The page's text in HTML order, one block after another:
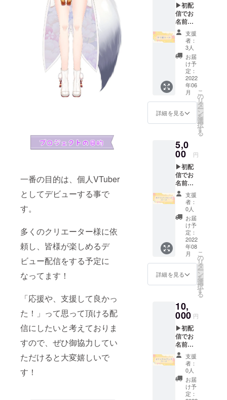
一番の目的は、個人VTuber
としてデビューする事で
す。
多くのクリエーター様に依
頼し、皆様が楽しめるデ
ビュー配信をする予定に
なってます！
「応援や、支援して良かっ
た！」って思って頂ける配
信にしたいと考えておりま
すので、ぜひ御協力してい
ただけると大変嬉しいで
す！
▶初配
信でお
名前表
示 ※初
配信で
記載し
たいお
名前と
読み方
を備考
欄にて
必ずご
記入く
ださ
い。
記入が
合は
CAMPF
IREにて
使用さ
れてい
るハン
ドル
ネーム
を使用
させて
頂きま
すので
ご了承
くださ
い。ま
た、特
定の人
や公序
良俗に
反する
お名前
は掲載
をお断
りする
事が御
座いま
す、ご
注意く
ださ
支援
者：
3人
お届
け予
定：
2022
年06
月
詳細を見る
こ
の
リ
タ
ー
ン
を
選
択
す
る
5,0
00 円
▶初配
信でお
名前表
示 ※初
配信で
記載し
たいお
名前と
読み方
を備考
欄に必
ずご記
入くだ
さい。
記入が
ない場
CAMPF
IREにて
使用さ
れてい
るハン
ドル
ネーム
を使用
させて
頂きま
すので
ご了承
支援
者：
0人
お届
け予
定：
2022
年08
月
詳細を見る
こ
の
リ
タ
ー
ン
を
選
択
す
る
10,
000 円
▶初配
信でお
名前表
示 ※初
配信で
記載し
たいお
名前と
読み方
支援
者：
0人
お届
け予
定：